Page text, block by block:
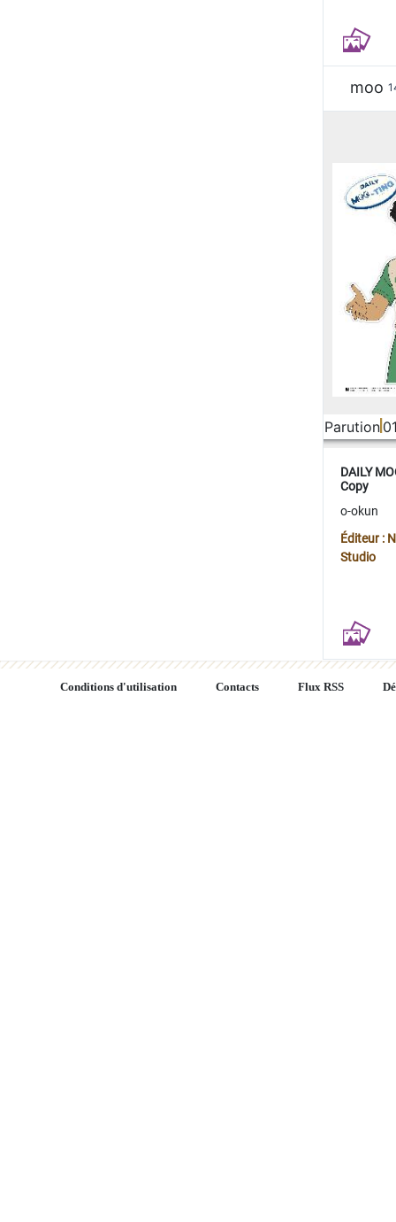
moo
Parution
DAILY
Copy
o-okun
Éditeur :
Studio
Conditions d'utilisation Contacts Flux RSS